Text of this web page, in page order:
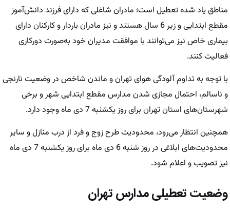
مناطق یاد شده تعطیل است؛ مادران شاغلی که دارای فرزند دانش‌آموز
مقطع ابتدایی و زیر 6 سال هستند و نیز مادران باردار و کارکنان دارای
بیماری خاص نیز می‌توانند با موافقت مدیران خود به‌صورت دورکاری
فعالیت کنند.
با توجه به تداوم آلودگی هوای تهران و ماندن شاخص در وضعیت نارنجی
و ناسالم، احتمال مجازی شدن مدارس مقطع ابتدایی شهر و برخی
شهرستان‌های استان تهران برای روز یکشنبه 7 دی ماه وجود دارد.
همچنین انتظار می‌رود، محدودیت طرح زوج و فرد از درب منازل و سایر
محدودیت‌های ابلاغی در روز شنبه 6 دی ماه برای روز یکشنبه 7 دی ماه
نیز تصویب و اعلام شود.
وضعیت تعطیلی مدارس تهران